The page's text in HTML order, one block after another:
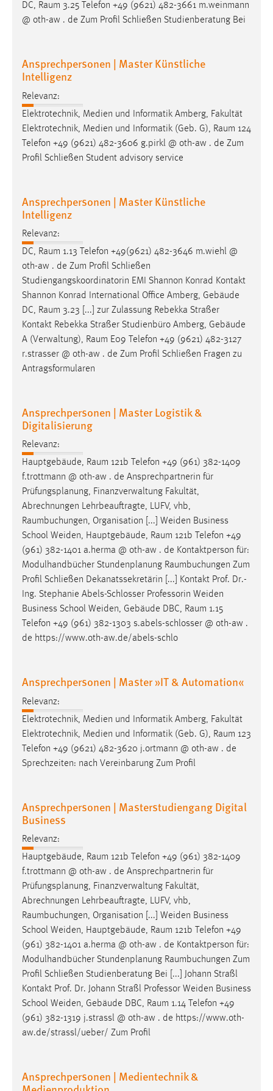
DC, Raum 3.25 Telefon +49 (9621) 482-3661 m.weinmann
@ oth-aw . de Zum Profil Schließen Studienberatung Bei
Ansprechpersonen | Master Künstliche
Intelligenz
Relevanz:
Elektrotechnik, Medien und Informatik Amberg, Fakultät
Elektrotechnik, Medien und Informatik (Geb. G), Raum 124
Telefon +49 (9621) 482-3606 g.pirkl @ oth-aw . de Zum
Profil Schließen Student advisory service
Ansprechpersonen | Master Künstliche
Intelligenz
Relevanz:
DC, Raum 1.13 Telefon +49(9621) 482-3646 m.wiehl @
oth-aw . de Zum Profil Schließen
Studiengangskoordinatorin EMI Shannon Konrad Kontakt
Shannon Konrad International Office Amberg, Gebäude
DC, Raum 3.23 [...] zur Zulassung Rebekka Straßer
Kontakt Rebekka Straßer Studienbüro Amberg, Gebäude
A (Verwaltung), Raum E09 Telefon +49 (9621) 482-3127
r.strasser @ oth-aw . de Zum Profil Schließen Fragen zu
Antragsformularen
Ansprechpersonen | Master Logistik &
Digitalisierung
Relevanz:
Hauptgebäude, Raum 121b Telefon +49 (961) 382-1409
f.trottmann @ oth-aw . de Ansprechpartnerin für
Prüfungsplanung, Finanzverwaltung Fakultät,
Abrechnungen Lehrbeauftragte, LUFV, vhb,
Raumbuchungen, Organisation [...] Weiden Business
School Weiden, Hauptgebäude, Raum 121b Telefon +49
(961) 382-1401 a.herma @ oth-aw . de Kontaktperson für:
Modulhandbücher Stundenplanung Raumbuchungen Zum
Profil Schließen Dekanatssekretärin [...] Kontakt Prof. Dr.-
Ing. Stephanie Abels-Schlosser Professorin Weiden
Business School Weiden, Gebäude DBC, Raum 1.15
Telefon +49 (961) 382-1303 s.abels-schlosser @ oth-aw .
de https://www.oth-aw.de/abels-schlo
Ansprechpersonen | Master »IT & Automation«
Relevanz:
Elektrotechnik, Medien und Informatik Amberg, Fakultät
Elektrotechnik, Medien und Informatik (Geb. G), Raum 123
Telefon +49 (9621) 482-3620 j.ortmann @ oth-aw . de
Sprechzeiten: nach Vereinbarung Zum Profil
Ansprechpersonen | Masterstudiengang Digital
Business
Relevanz:
Hauptgebäude, Raum 121b Telefon +49 (961) 382-1409
f.trottmann @ oth-aw . de Ansprechpartnerin für
Prüfungsplanung, Finanzverwaltung Fakultät,
Abrechnungen Lehrbeauftragte, LUFV, vhb,
Raumbuchungen, Organisation [...] Weiden Business
School Weiden, Hauptgebäude, Raum 121b Telefon +49
(961) 382-1401 a.herma @ oth-aw . de Kontaktperson für:
Modulhandbücher Stundenplanung Raumbuchungen Zum
Profil Schließen Studienberatung Bei [...] Johann Straßl
Kontakt Prof. Dr. Johann Straßl Professor Weiden Business
School Weiden, Gebäude DBC, Raum 1.14 Telefon +49
(961) 382-1319 j.strassl @ oth-aw . de https://www.oth-
aw.de/strassl/ueber/ Zum Profil
Ansprechpersonen | Medientechnik &